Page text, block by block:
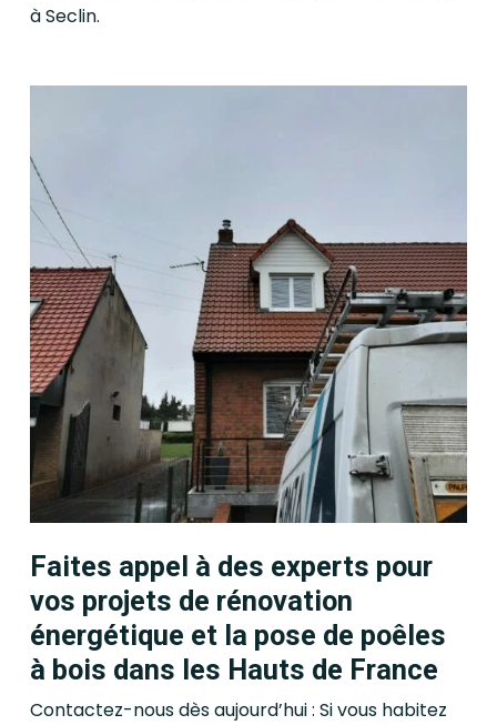
à Seclin.
Faites appel à des experts pour
vos projets de rénovation
énergétique et la pose de poêles
à bois dans les Hauts de France
Contactez-nous dès aujourd’hui : Si vous habitez